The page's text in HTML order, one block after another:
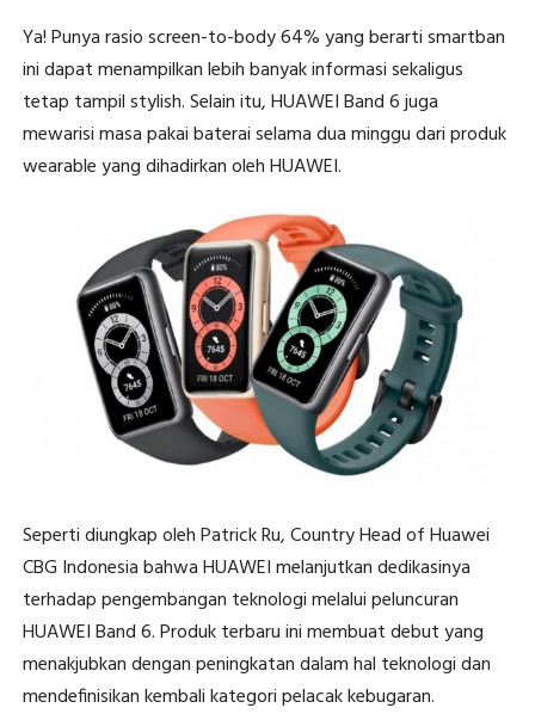
Ya! Punya rasio screen-to-body 64% yang berarti smartban
ini dapat menampilkan lebih banyak informasi sekaligus
tetap tampil stylish. Selain itu, HUAWEI Band 6 juga
mewarisi masa pakai baterai selama dua minggu dari produk
wearable yang dihadirkan oleh HUAWEI.
Seperti diungkap oleh Patrick Ru, Country Head of Huawei
CBG Indonesia bahwa HUAWEI melanjutkan dedikasinya
terhadap pengembangan teknologi melalui peluncuran
HUAWEI Band 6. Produk terbaru ini membuat debut yang
menakjubkan dengan peningkatan dalam hal teknologi dan
mendefinisikan kembali kategori pelacak kebugaran.